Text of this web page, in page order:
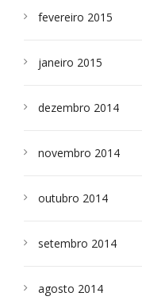
fevereiro 2015
janeiro 2015
dezembro 2014
novembro 2014
outubro 2014
setembro 2014
agosto 2014